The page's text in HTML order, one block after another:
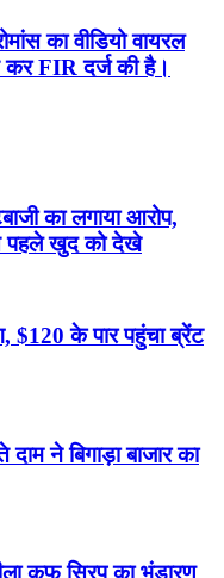
का वीडियो वायरल
कर FIR दर्ज की है।
का लगाया आरोप,
पहले खुद को देखे
के पार पहुंचा ब्रेंट
ने बिगाड़ा बाजार का
कफ सिरप का भंडारण